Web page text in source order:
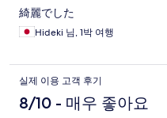
綺麗でした
Hideki 님, 1박 여행
실제 이용 고객 후기
8/10 - 매우 좋아요